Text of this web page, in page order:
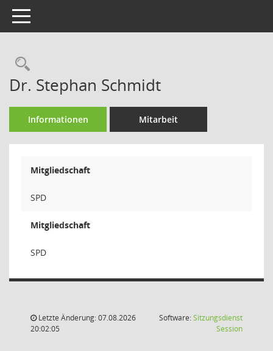
Toggle navigation
Rechercheauswahl
Dr. Stephan Schmidt
Informationen Mitarbeit
Mitgliedschaft
SPD
Mitgliedschaft
SPD
Letzte Änderung: 07.08.2026
20:02:05
Software:Sitzungsdienst
Session(Wird in